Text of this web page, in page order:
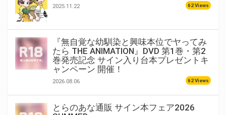
2025.11.22 62 Views
『無自覚な幼馴染と興味本位でヤってみ
たら THE ANIMATION』DVD 第1巻・第2
巻発売記念 サイン入り台本プレゼントキ
ャンペーン 開催！
2026.08.06 62 Views
とらのあな通販 サイン本フェア2026